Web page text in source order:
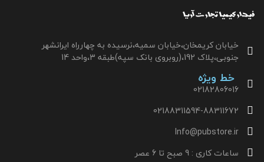
خیابان کریمخان،خیابان سمیه،نرسیده به چهارراه ایرانشهر
جنوبی،پلاک 192،(روبروی بانک سپه)طبقه 3،واحد 14
خط ویژه
02182806016
02188311594-88311672
Info@pubstore.ir
ساعات کاری : 9 صبح تا 6 عصر